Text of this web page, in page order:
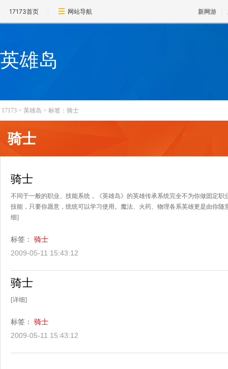
17173首页 网站导航 新网游
英雄岛
17173 > 英雄岛 > 标签：骑士
骑士
骑士
不同于一般的职业、技能系统，《英雄岛》的英雄传承系统完全不为你做固定
技能，只要你愿意，统统可以学习使用。魔法、火药、物理各系英雄更是由你随
细]
标签： 骑士
2009-05-11 15:43:12
骑士
[详细]
标签： 骑士
2009-05-11 15:43:12